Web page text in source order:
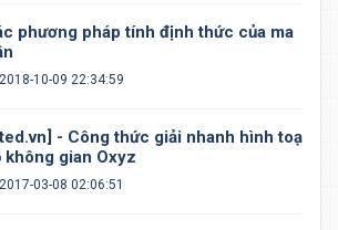
phương pháp tính định thức của ma
2018-10-09 22:34:59
- Công thức giải nhanh hình toạ
không gian Oxyz
2017-03-08 02:06:51